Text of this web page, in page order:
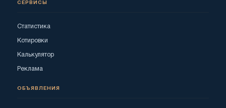
СЕРВИСЫ
Статистика
Котировки
Калькулятор
Реклама
ОБЪЯВЛЕНИЯ